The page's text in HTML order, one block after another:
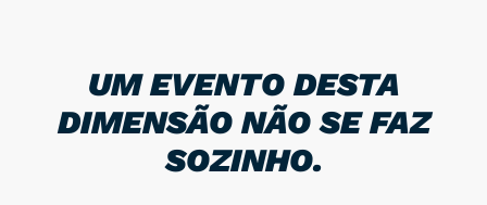
UM EVENTO DESTA
DIMENSÃO NÃO SE FAZ
SOZINHO.